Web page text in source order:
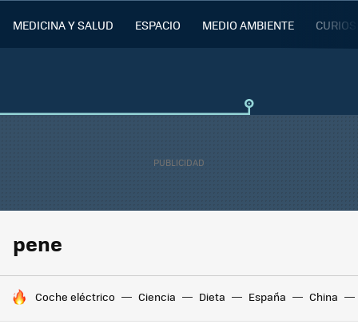
MEDICINA Y SALUD ESPACIO MEDIO AMBIENTE
pene
HOY SE HABLA DE
Coche eléctrico Ciencia Dieta España China